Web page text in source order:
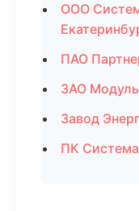
ООО
ПАО
ЗАО
Завод
ПК